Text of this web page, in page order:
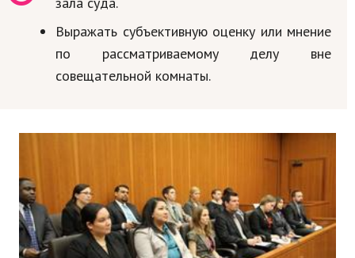
Выражать субъективную оценку или мнение
по рассматриваемому делу вне
совещательной комнаты.